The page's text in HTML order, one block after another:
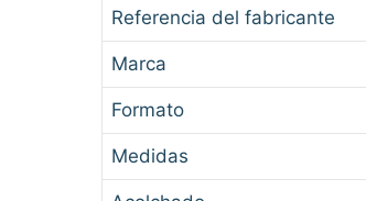
Referencia del fabricante
Marca
Formato
Medidas